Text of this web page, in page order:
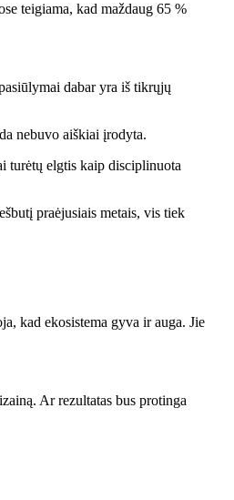
teigiama, kad maždaug 65 %
dabar yra iš tikrųjų
nebuvo aiškiai įrodyta.
turėtų elgtis kaip disciplinuota
praėjusiais metais, vis tiek
kad ekosistema gyva ir auga. Jie
Ar rezultatas bus protinga